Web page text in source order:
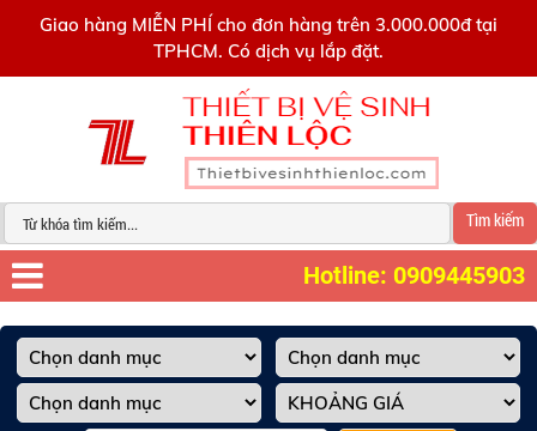
Giao hàng MIỄN PHÍ cho đơn hàng trên 3.000.000đ tại
TPHCM. Có dịch vụ lắp đặt.
Tìm kiếm
Hotline: 0909445903
0909445903